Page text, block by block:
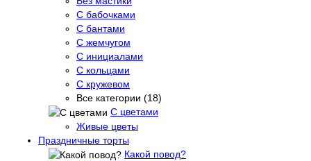
С бабочками
С бантами
С жемчугом
С инициалами
С кольцами
С кружевом
Все категории (18)
С цветами
Живые цветы
Праздничные торты
Какой повод?